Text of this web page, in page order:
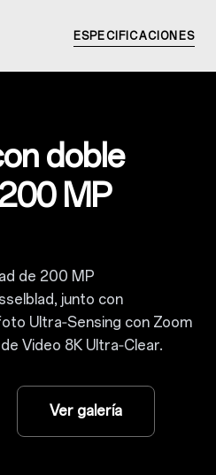
ESPECIFICACIONES
doble
MP
de 200 MP
junto con
Ultra‑Sensing con Zoom
Video 8K Ultra‑Clear.
Ver galería